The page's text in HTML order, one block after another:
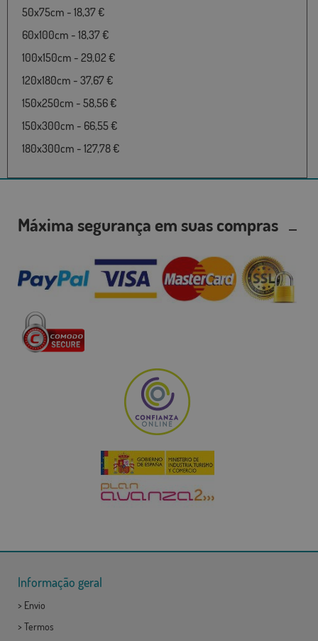
50x75cm - 18,37 €
60x100cm - 18,37 €
100x150cm - 29,02 €
120x180cm - 37,67 €
150x250cm - 58,56 €
150x300cm - 66,55 €
180x300cm - 127,78 €
Máxima segurança em suas compras
Informação geral
> Envio
> Termos